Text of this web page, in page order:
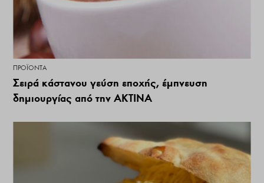
ΠΡΟΪΌΝΤΑ
Σειρά κάστανου γεύση εποχής, έμπνευση
δημιουργίας από την ΑΚΤΙΝΑ